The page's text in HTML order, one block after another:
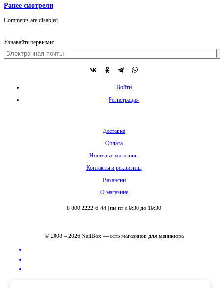
Ранее смотрели
Comments are disabled
Узнавайте первыми:
Войти
Регистрация
Доставка
Оплата
Ногтевые магазины
Контакты и реквизиты
Вакансии
О магазине
8 800 2222-6-44 пн-пт с 9:30 до 19:30
© 2008 – 2026 NailBox — сеть магазинов для маникюра